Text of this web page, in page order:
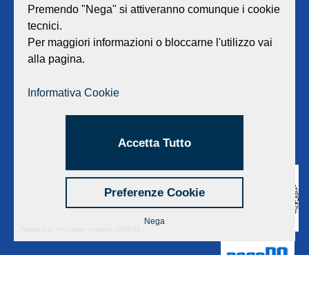
Viale Lombardia 17 - 47838 Riccione
Capitale sociale euro 12.233.943,00 I.V.
E-mail:
Premendo "Nega" si attiveranno comunque i cookie
tecnici.
Per maggiori informazioni o bloccarne l'utilizzo vai
alla pagina.
Informativa Cookie
Accetta Tutto
Preferenze Cookie
Nega